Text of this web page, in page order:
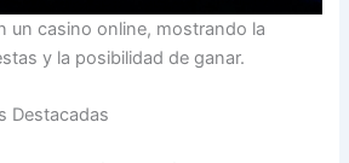
un casino online, mostrando la
y la posibilidad de ganar.
Destacadas